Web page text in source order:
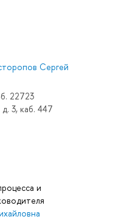
Сергей
22723
3, каб. 447
и